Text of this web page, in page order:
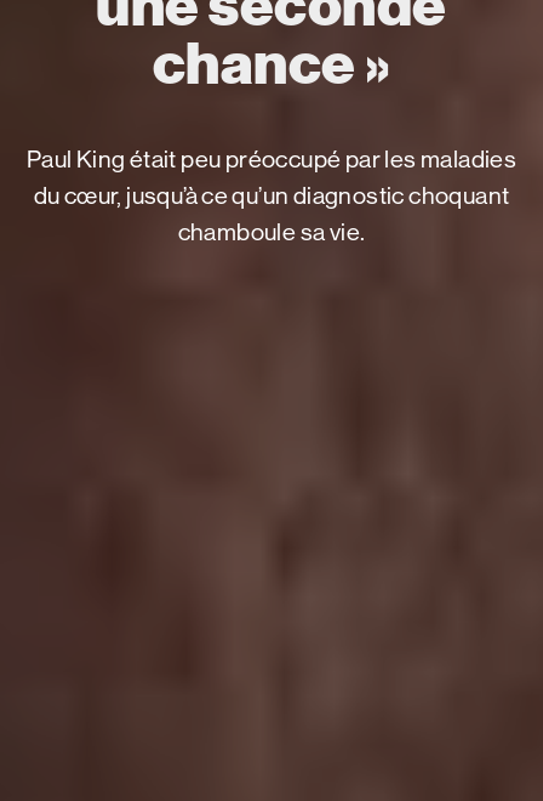
chance »
Paul King était peu préoccupé par les maladies
du cœur, jusqu’à ce qu’un diagnostic choquant
chamboule sa vie.